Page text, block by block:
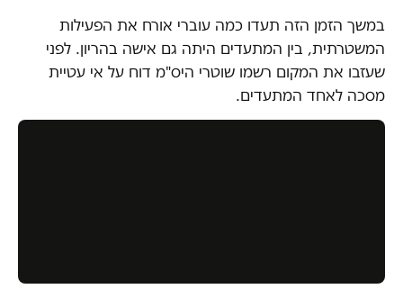
במשך הזמן הזה תעדו כמה עוברי אורח את הפעילות
המשטרתית, בין המתעדים היתה גם אישה בהריון. לפני
שעזבו את המקום רשמו שוטרי היס"מ דוח על אי עטיית
מסכה לאחד המתעדים.